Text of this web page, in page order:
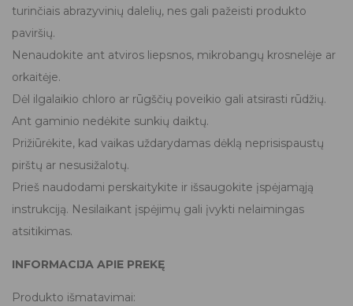
turinčiais abrazyvinių dalelių, nes gali pažeisti produkto
paviršių.
Nenaudokite ant atviros liepsnos, mikrobangų krosnelėje ar
orkaitėje.
Dėl ilgalaikio chloro ar rūgščių poveikio gali atsirasti rūdžių.
Ant gaminio nedėkite sunkių daiktų.
Prižiūrėkite, kad vaikas uždarydamas dėklą neprisispaustų
pirštų ar nesusižalotų.
Prieš naudodami perskaitykite ir išsaugokite įspėjamąją
instrukciją. Nesilaikant įspėjimų gali įvykti nelaimingas
atsitikimas.
INFORMACIJA APIE PREKĘ
Produkto išmatavimai: